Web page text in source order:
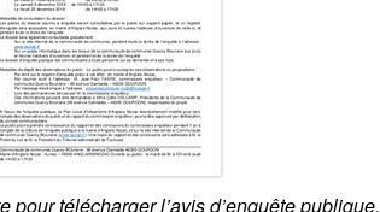
pour télécharger l’avis d’enquête publique.